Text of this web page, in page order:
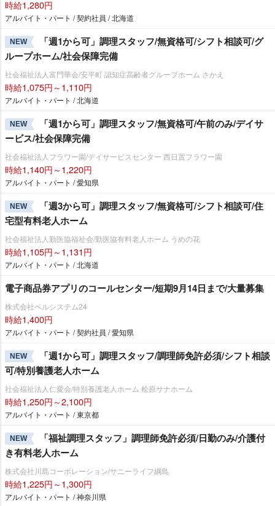
時給1,280円
アルバイト・パート / 契約社員 / 北海道
NEW
「週1から可」調理スタッフ/無資格可/シフト相談可/グ
ループホーム/社会保障完備
社会福祉法人富門華会/安平町 認知症高齢者グループホーム さかえ
時給1,075円～1,110円
アルバイト・パート / 北海道
NEW
「週1から可」調理スタッフ/無資格可/午前のみ/デイサ
ービス/社会保障完備
社会福祉法人フラワー園/デイサービスセンター 西日置フラワー園
時給1,140円～1,220円
アルバイト・パート / 愛知県
NEW
「週3から可」調理スタッフ/無資格可/シフト相談可/住
宅型有料老人ホーム
社会福祉法人勤医協福祉会/勤医協有料老人ホーム うめの花
時給1,105円～1,131円
アルバイト・パート / 北海道
電子商品券アプリのコールセンター/短期9月14日まで/大量募集
株式会社ベルシステム24
時給1,400円
アルバイト・パート / 契約社員 / 愛知県
NEW
「週1から可」調理スタッフ/調理師免許必須/シフト相談
可/特別養護老人ホーム
社会福祉法人仁愛会/特別養護老人ホーム 桧原サナホーム
時給1,250円～2,100円
アルバイト・パート / 東京都
NEW
「福祉調理スタッフ」調理師免許必須/日勤のみ/介護付
き有料老人ホーム
株式会社川島コーポレーション/サニーライフ綱島
時給1,225円～1,300円
アルバイト・パート / 神奈川県